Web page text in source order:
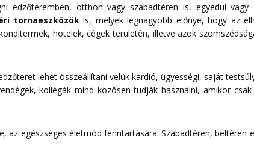
edzőteremben, otthon vagy szabadtéren is, egyedül vagy
tornaeszközökis, melyek legnagyobb előnye, hogy az
hotelek, cégek területén, illetve azok
lehet összeállítani velük kardió, ügyességi, saját
kollégák mind közösen tudják használni, amikor
egészséges életmód fenntartására. Szabadtéren, beltéren